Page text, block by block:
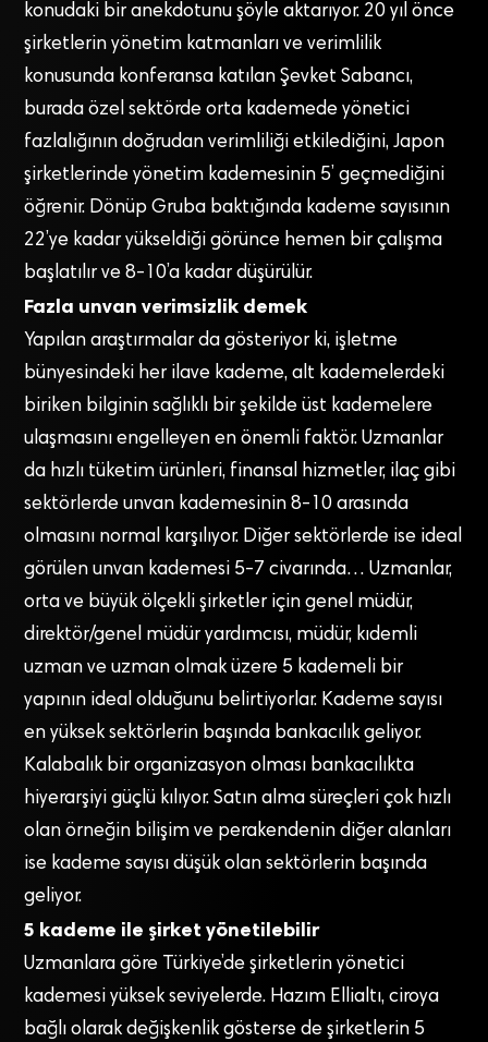
konudaki bir anekdotunu şöyle aktarıyor. 20 yıl önce
şirketlerin yönetim katmanları ve verimlilik
konusunda konferansa katılan Şevket Sabancı,
burada özel sektörde orta kademede yönetici
fazlalığının doğrudan verimliliği etkilediğini, Japon
şirketlerinde yönetim kademesinin 5’ geçmediğini
öğrenir. Dönüp Gruba baktığında kademe sayısının
22’ye kadar yükseldiği görünce hemen bir çalışma
başlatılır ve 8-10’a kadar düşürülür.
Fazla unvan verimsizlik demek
Yapılan araştırmalar da gösteriyor ki, işletme
bünyesindeki her ilave kademe, alt kademelerdeki
biriken bilginin sağlıklı bir şekilde üst kademelere
ulaşmasını engelleyen en önemli faktör. Uzmanlar
da hızlı tüketim ürünleri, finansal hizmetler, ilaç gibi
sektörlerde unvan kademesinin 8-10 arasında
olmasını normal karşılıyor. Diğer sektörlerde ise ideal
görülen unvan kademesi 5-7 civarında… Uzmanlar,
orta ve büyük ölçekli şirketler için genel müdür,
direktör/genel müdür yardımcısı, müdür, kıdemli
uzman ve uzman olmak üzere 5 kademeli bir
yapının ideal olduğunu belirtiyorlar. Kademe sayısı
en yüksek sektörlerin başında bankacılık geliyor.
Kalabalık bir organizasyon olması bankacılıkta
hiyerarşiyi güçlü kılıyor. Satın alma süreçleri çok hızlı
olan örneğin bilişim ve perakendenin diğer alanları
ise kademe sayısı düşük olan sektörlerin başında
geliyor.
5 kademe ile şirket yönetilebilir
Uzmanlara göre Türkiye’de şirketlerin yönetici
kademesi yüksek seviyelerde. Hazım Ellialtı, ciroya
bağlı olarak değişkenlik gösterse de şirketlerin 5